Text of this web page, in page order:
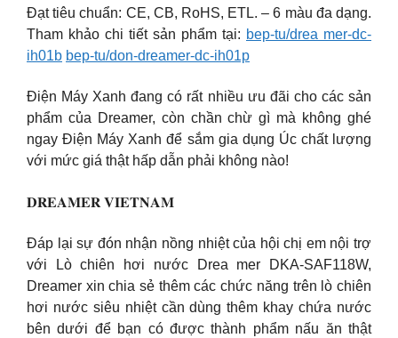
Đạt tiêu chuẩn: CE, CB, RoHS, ETL. – 6 màu đa dạng.
Tham khảo chi tiết sản phẩm tại: bep-tu/drea mer-dc-
ih01b bep-tu/don-dreamer-dc-ih01p
Điện Máy Xanh đang có rất nhiều ưu đãi cho các sản
phẩm của Dreamer, còn chần chừ gì mà không ghé
ngay Điện Máy Xanh để sắm gia dụng Úc chất lượng
với mức giá thật hấp dẫn phải không nào!
𝐃𝐑𝐄𝐀𝐌𝐄𝐑 𝐕𝐈𝐄𝐓𝐍𝐀𝐌
Đáp lại sự đón nhận nồng nhiệt của hội chị em nội trợ
với Lò chiên hơi nước Drea mer DKA-SAF118W,
Dreamer xin chia sẻ thêm các chức năng trên lò chiên
hơi nước siêu nhiệt cần dùng thêm khay chứa nước
bên dưới để bạn có được thành phẩm nấu ăn thật